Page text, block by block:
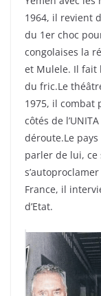
1964, il revient
du 1er choc
congolaises la
et Mulele. Il fait
du fric.Le
1975, il combat
côtés de
déroute.Le
parler de lui, ce
France, il
d’Etat.